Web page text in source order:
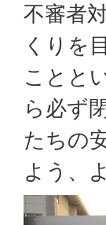
不審者
くりを
ことと
ら必ず
たちの
よう、